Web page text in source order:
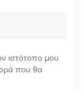
ιστότοπο μου
που θα